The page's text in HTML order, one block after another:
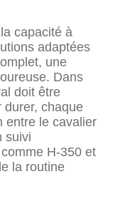
capacité à
adaptées
une
Dans
doit être
durer, chaque
entre le cavalier
suivi
H-350 et
la routine